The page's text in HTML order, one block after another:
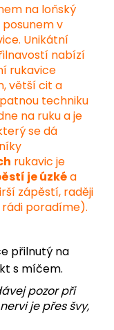
na loňský
posunem v
Unikátní
nabízí
rukavice
větší cit a
techniku
na ruku a je
se dá
rukavic je
je úzkéa
zápěstí, raději
rádi poradíme).
přilnutý na
s míčem.
pozor při
je přes švy,